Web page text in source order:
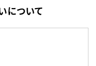
について